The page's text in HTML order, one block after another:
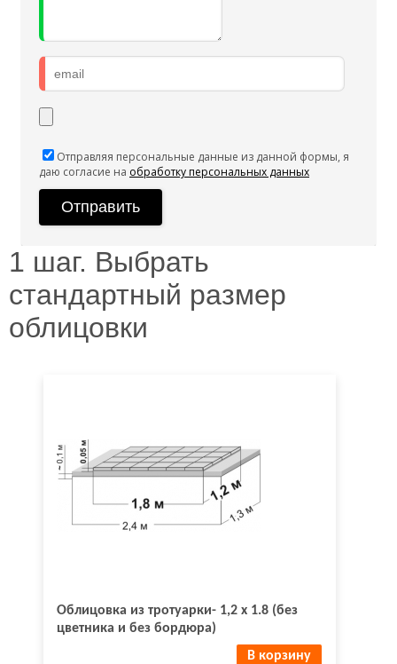
Отправляя персональные данные из данной формы, я
даю согласие на обработку персональных данных
1 шаг. Выбрать
стандартный размер
облицовки
Облицовка из тротуарки- 1,2 х 1.8 (без
цветника и без бордюра)
В корзину